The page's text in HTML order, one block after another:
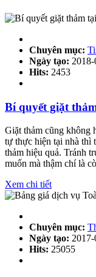
Chuyên mục:
Ngày tạo:
Hits: 2453
Bí quyết giặt
Giặt thảm cũng không
tự thực hiện tại nhà thì
thảm hiệu quả. Tránh
muốn mà thậm chí là
Xem chi tiết
Chuyên mục:
Ngày tạo:
Hits: 25055